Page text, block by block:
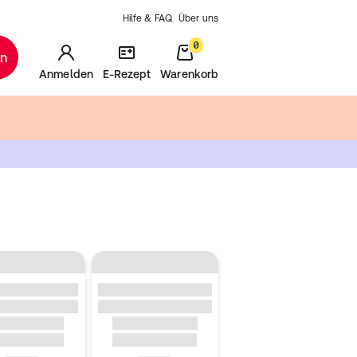
Hilfe & FAQ Über uns
Anmelden E-Rezept
0
Warenkorb